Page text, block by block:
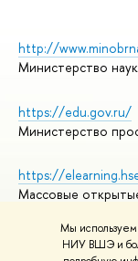
Мы используем
НИУ ВШЭ и
http://
Министерство
https://edu.gov.ru/
Министерство
https://
Массовые